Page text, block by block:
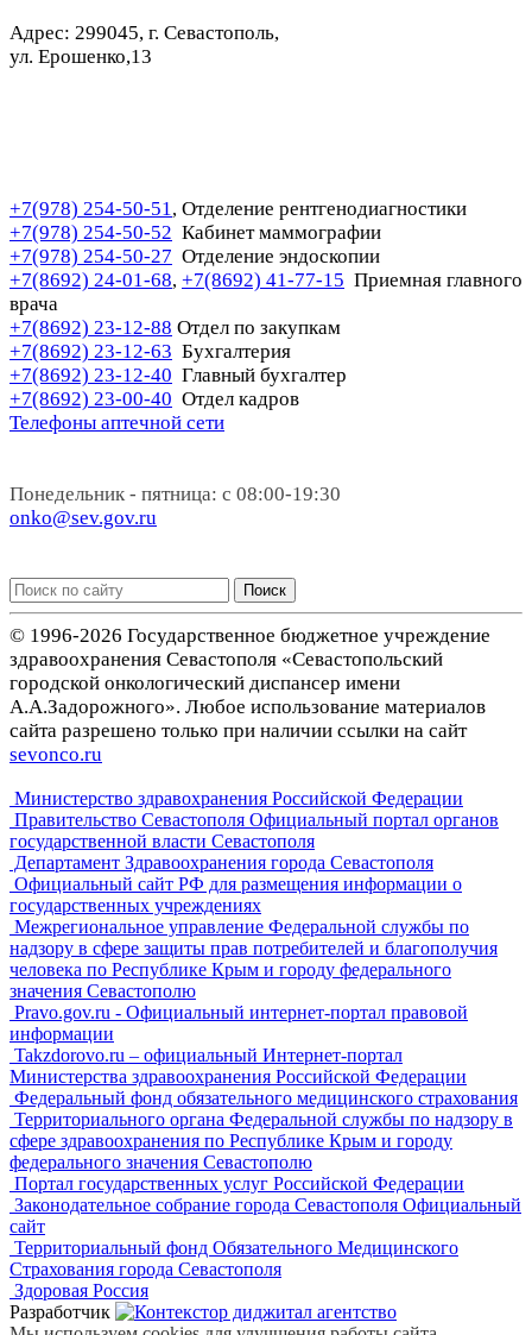
Адрес: 299045, г. Севастополь,
ул. Ерошенко,13
+7(978) 254-50-51 , Отделение рентгенодиагностики
+7(978) 254-50-52 Кабинет маммографии
+7(978) 254-50-27 Отделение эндоскопии
+7(8692) 24-01-68, +7(8692) 41-77-15 Приемная главного
врача
+7(8692) 23-12-88 Отдел по закупкам
+7(8692) 23-12-63 Бухгалтерия
+7(8692) 23-12-40 Главный бухгалтер
+7(8692) 23-00-40 Отдел кадров
Телефоны аптечной сети
Понедельник - пятница: с 08:00-19:30
onko@sev.gov.ru
Поиск
© 1996-2026 Государственное бюджетное учреждение
здравоохранения Севастополя «Севастопольский
городской онкологический диспансер имени
А.А.Задорожного». Любое использование материалов
сайта разрешено только при наличии ссылки на сайт
sevonco.ru
Министерство здравохранения Российской Федерации
Правительство Севастополя Официальный портал органов
государственной власти Севастополя
Департамент Здравоохранения города Севастополя
Официальный сайт РФ для размещения информации о
государственных учреждениях
Межрегиональное управление Федеральной службы по
надзору в сфере защиты прав потребителей и благополучия
человека по Республике Крым и городу федерального
значения Севастополю
Pravo.gov.ru - Официальный интернет-портал правовой
информации
Takzdorovo.ru – официальный Интернет-портал
Министерства здравоохранения Российской Федерации
Федеральный фонд обязательного медицинского страхования
Территориального органа Федеральной службы по надзору в
сфере здравоохранения по Республике Крым и городу
федерального значения Севастополю
Портал государственных услуг Российской Федерации
Законодательное собрание города Севастополя Официальный
сайт
Территориальный фонд Обязательного Медицинского
Страхования города Севастополя
Здоровая Россия
Разработчик